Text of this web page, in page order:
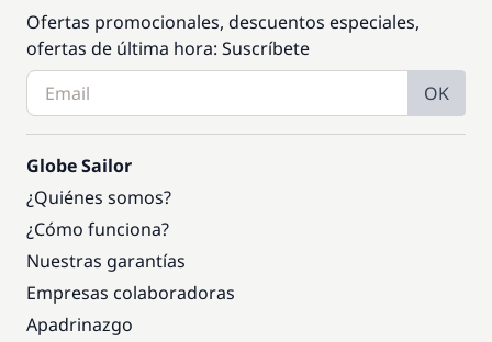
Ofertas promocionales, descuentos especiales,
ofertas de última hora: Suscríbete
OK
Globe Sailor
¿Quiénes somos?
¿Cómo funciona?
Nuestras garantías
Empresas colaboradoras
Apadrinazgo